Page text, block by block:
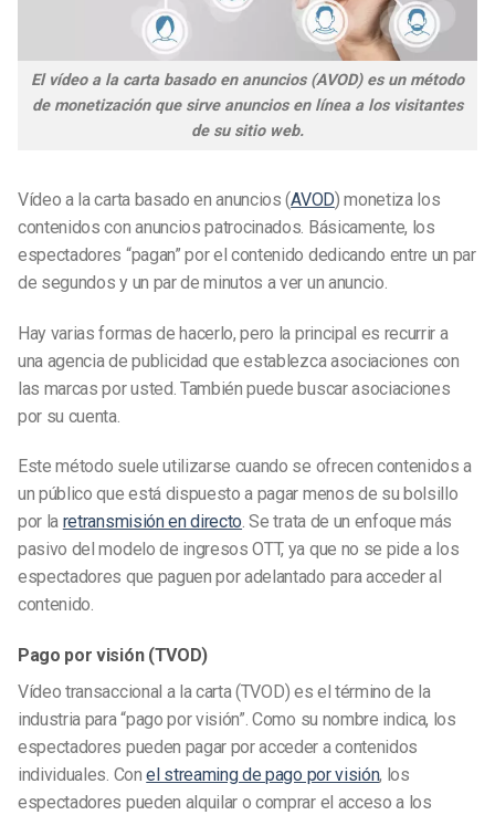
El vídeo a la carta basado en anuncios (AVOD) es un método
de monetización que sirve anuncios en línea a los visitantes
de su sitio web.
Vídeo a la carta basado en anuncios (AVOD) monetiza los
contenidos con anuncios patrocinados. Básicamente, los
espectadores “pagan” por el contenido dedicando entre un par
de segundos y un par de minutos a ver un anuncio.
Hay varias formas de hacerlo, pero la principal es recurrir a
una agencia de publicidad que establezca asociaciones con
las marcas por usted. También puede buscar asociaciones
por su cuenta.
Este método suele utilizarse cuando se ofrecen contenidos a
un público que está dispuesto a pagar menos de su bolsillo
por la retransmisión en directo. Se trata de un enfoque más
pasivo del modelo de ingresos OTT, ya que no se pide a los
espectadores que paguen por adelantado para acceder al
contenido.
Pago por visión (TVOD)
Vídeo transaccional a la carta (TVOD) es el término de la
industria para “pago por visión”. Como su nombre indica, los
espectadores pueden pagar por acceder a contenidos
individuales. Conel streaming de pago por visión, los
espectadores pueden alquilar o comprar el acceso a los